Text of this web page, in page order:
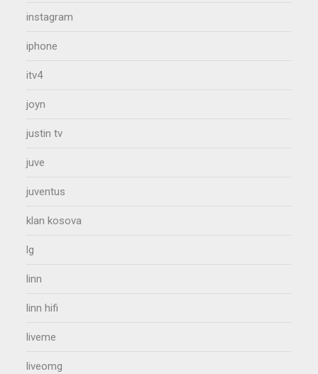
instagram
iphone
itv4
joyn
justin tv
juve
juventus
klan kosova
lg
linn
linn hifi
liveme
liveomg